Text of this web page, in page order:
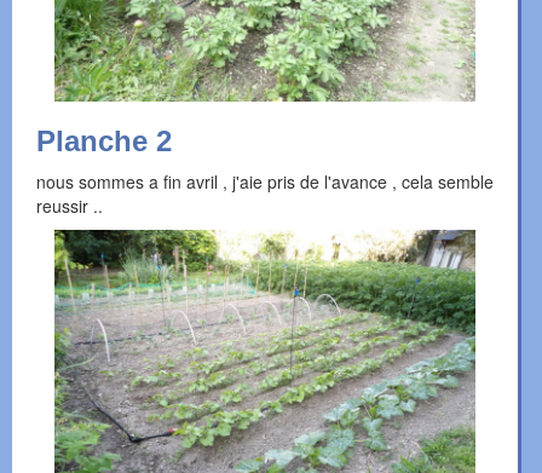
Planche 2
nous sommes a fin avril , j'aie pris de l'avance , cela semble
reussir ..